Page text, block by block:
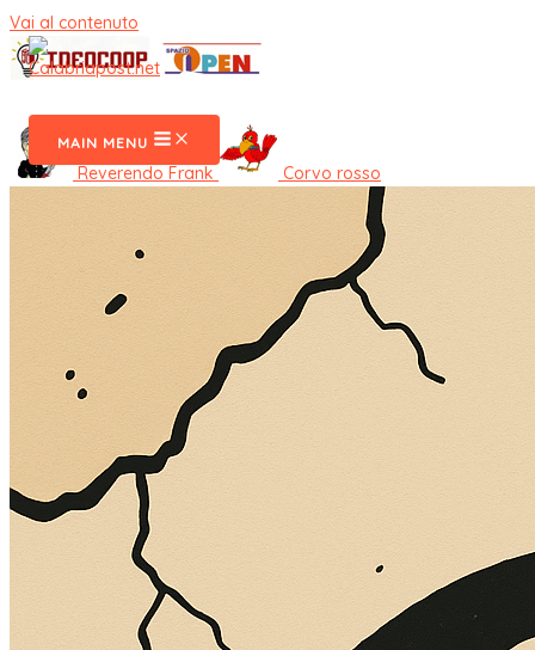
Vai al contenuto
MAIN MENU
Reverendo Frank Corvo rosso